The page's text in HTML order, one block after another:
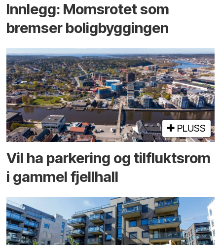
Innlegg: Moms­rotet som
bremser bolig­byggingen
PLUSS
Vil ha parkering og tilflukts­rom
i gammel fjellhall